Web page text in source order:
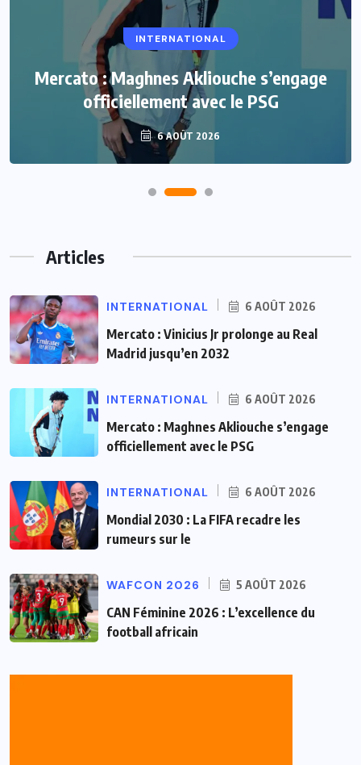
INTERNATIONAL
Mercato : Maghnes Akliouche s’engage
officiellement avec le PSG
6 AOÛT 2026
Articles
INTERNATIONAL 6 AOÛT 2026
Mercato : Vinicius Jr prolonge au Real
Madrid jusqu’en 2032
INTERNATIONAL 6 AOÛT 2026
Mercato : Maghnes Akliouche s’engage
officiellement avec le PSG
INTERNATIONAL 6 AOÛT 2026
Mondial 2030 : La FIFA recadre les
rumeurs sur le
WAFCON 2026 5 AOÛT 2026
CAN Féminine 2026 : L’excellence du
football africain